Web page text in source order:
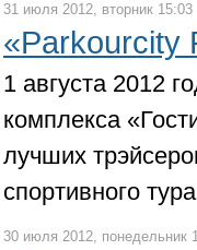
31 июля 2012, вторник 15:03
«Parkourcity
1 августа 2012
комплекса
лучших
спортивного
30 июля 2012, понедельник